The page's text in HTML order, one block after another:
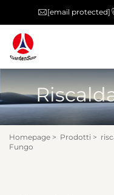
[email protected]
Homepage > Prodotti >
Fungo